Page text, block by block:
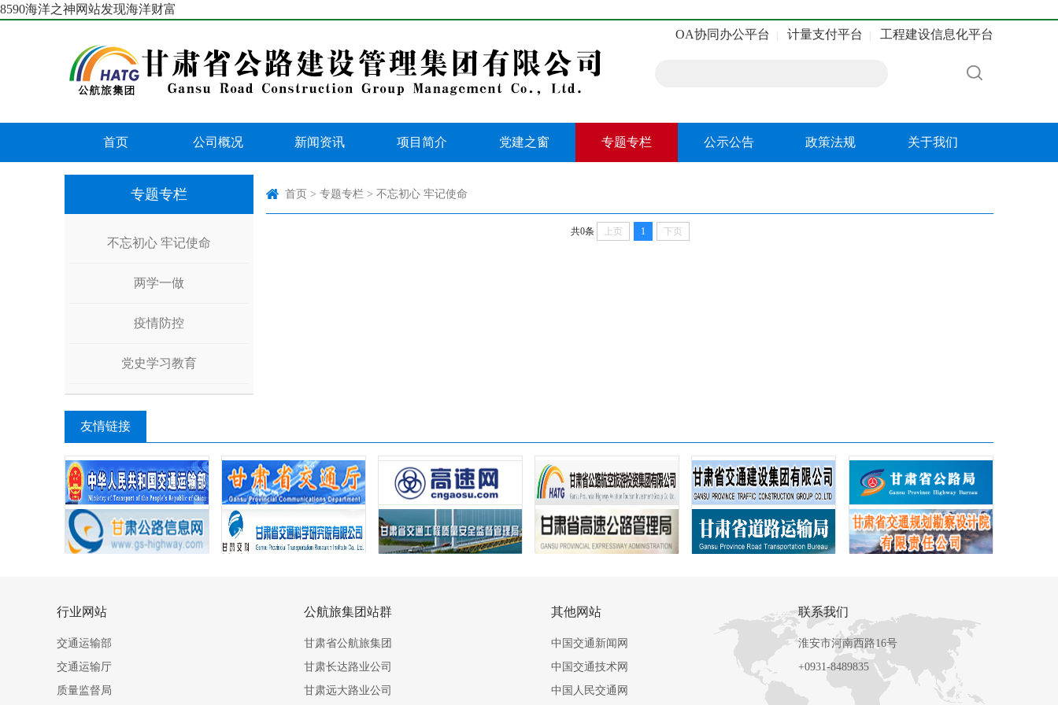
8590海洋之神网站发现海洋财富
OA协同办公平台
计量支付平台 工程建设信息化平台
首页 公司概况 新闻资讯 项目简介 党建之窗 专题专栏 公示公告 政策法规 关于我们
专题专栏
不忘初心 牢记使命
两学一做
疫情防控
党史学习教育
首页 > 专题专栏 > 不忘初心 牢记使命
共0条 上页 1 下页
友情链接
行业网站
交通运输部
交通运输厅
质量监督局
公航旅集团站群
甘肃省公航旅集团
甘肃长达路业公司
甘肃远大路业公司
其他网站
中国交通新闻网
中国交通技术网
中国人民交通网
联系我们
淮安市河南西路16号
+0931-8489835